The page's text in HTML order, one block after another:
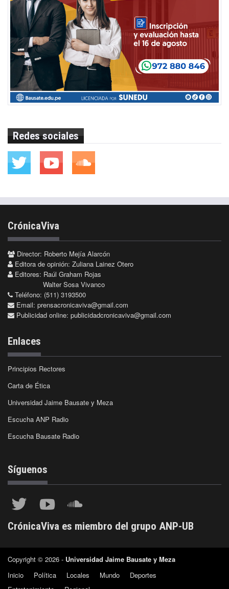
Redes sociales
CrónicaViva
Director: Roberto Mejía Alarcón
Editora de opinión: Zuliana Lainez Otero
Editores: Raúl Graham Rojas
Walter Sosa Vivanco
Teléfono: (511) 3193500
Email: prensacronicaviva@gmail.com
Publicidad online: publicidadcronicaviva@gmail.com
Enlaces
Principios Rectores
Carta de Ética
Universidad Jaime Bausate y Meza
Escucha ANP Radio
Escucha Bausate Radio
Síguenos
CrónicaViva es miembro del grupo ANP-UB
Copyright © 2026 - Universidad Jaime Bausate y Meza
Inicio
Política Locales Mundo
Deportes